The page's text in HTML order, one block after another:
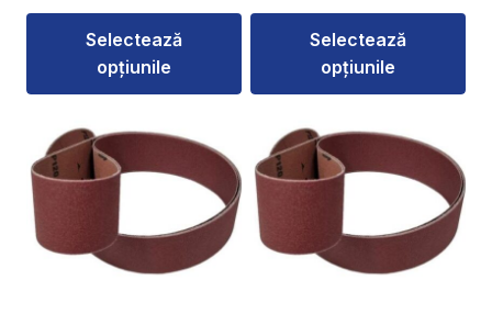
prețuri:
115,00 lei
Selectează
opțiunile
produs
are
mai
multe
variații.
130,00 lei
până
Selectează
opțiunile
produs
are
mai
multe
variații.